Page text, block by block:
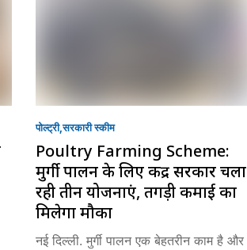
पोल्ट्री सरकारी स्की‍म
Poultry Farming Scheme:
मुर्गी पालन के लिए केंद्र सरकार चला
रही तीन योजनाएं, तगड़ी कमाई का
मिलेगा मौका
नई दिल्ली. मुर्गी पालन एक बेहतरीन काम है और